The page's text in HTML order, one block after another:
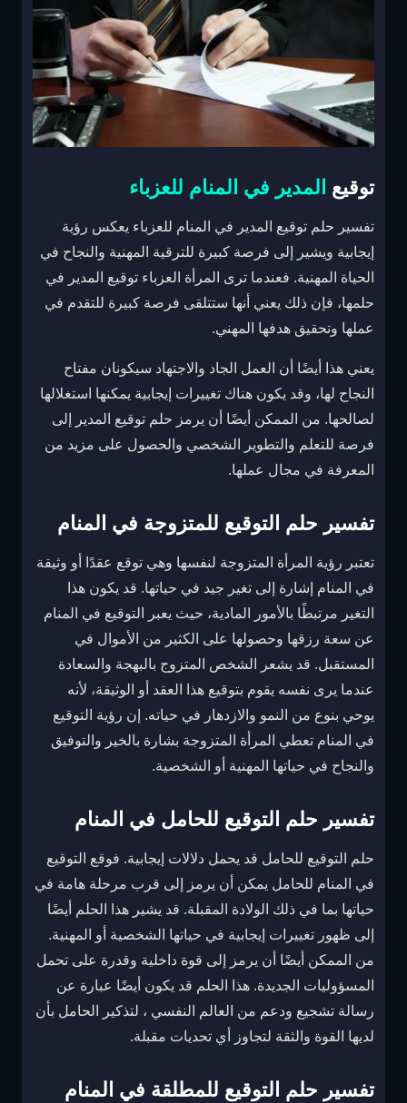
توقيع المدير في المنام للعزباء
تفسير حلم توقيع المدير في المنام للعزباء يعكس رؤية
إيجابية ويشير إلى فرصة كبيرة للترقية المهنية والنجاح في
الحياة المهنية. فعندما ترى المرأة العزباء توقيع المدير في
حلمها، فإن ذلك يعني أنها ستتلقى فرصة كبيرة للتقدم في
عملها وتحقيق هدفها المهني.
يعني هذا أيضًا أن العمل الجاد والاجتهاد سيكونان مفتاح
النجاح لها، وقد يكون هناك تغييرات إيجابية يمكنها استغلالها
لصالحها. من الممكن أيضًا أن يرمز حلم توقيع المدير إلى
فرصة للتعلم والتطوير الشخصي والحصول على مزيد من
المعرفة في مجال عملها.
تفسير حلم التوقيع للمتزوجة في المنام
تعتبر رؤية المرأة المتزوجة لنفسها وهي توقع عقدًا أو وثيقة
في المنام إشارة إلى تغير جيد في حياتها. قد يكون هذا
التغير مرتبطًا بالأمور المادية، حيث يعبر التوقيع في المنام
عن سعة رزقها وحصولها على الكثير من الأموال في
المستقبل. قد يشعر الشخص المتزوج بالبهجة والسعادة
عندما يرى نفسه يقوم بتوقيع هذا العقد أو الوثيقة، لأنه
يوحي بنوع من النمو والازدهار في حياته. إن رؤية التوقيع
في المنام تعطي المرأة المتزوجة بشارة بالخير والتوفيق
والنجاح في حياتها المهنية أو الشخصية.
تفسير حلم التوقيع للحامل في المنام
حلم التوقيع للحامل قد يحمل دلالات إيجابية. فوقع التوقيع
في المنام للحامل يمكن أن يرمز إلى قرب مرحلة هامة في
حياتها بما في ذلك الولادة المقبلة. قد يشير هذا الحلم أيضًا
إلى ظهور تغييرات إيجابية في حياتها الشخصية أو المهنية.
من الممكن أيضًا أن يرمز إلى قوة داخلية وقدرة على تحمل
المسؤوليات الجديدة. هذا الحلم قد يكون أيضًا عبارة عن
رسالة تشجيع ودعم من العالم النفسي ، لتذكير الحامل بأن
لديها القوة والثقة لتجاوز أي تحديات مقبلة.
تفسير حلم التوقيع للمطلقة في المنام